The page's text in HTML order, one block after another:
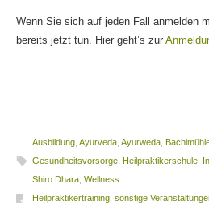
Wenn Sie sich auf jeden Fall anmelden
bereits jetzt tun. Hier geht’s zur
Ausbildung, Ayurveda, Ayurweda,
Gesundheitsvorsorge, Heilpraktikerschule,
Shiro Dhara, Wellness
Heilpraktikertraining, sonstige